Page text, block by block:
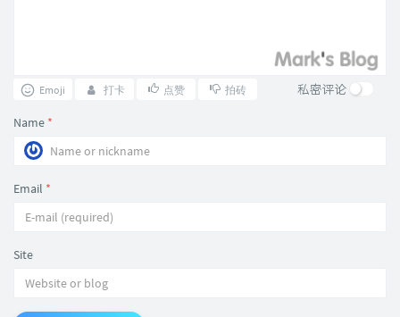
Emoji 打卡 点赞 拍砖 私密评论
Name *
Email *
Site